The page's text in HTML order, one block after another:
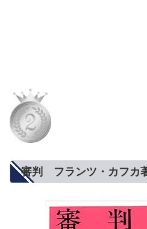
審判 フランツ・カフカ